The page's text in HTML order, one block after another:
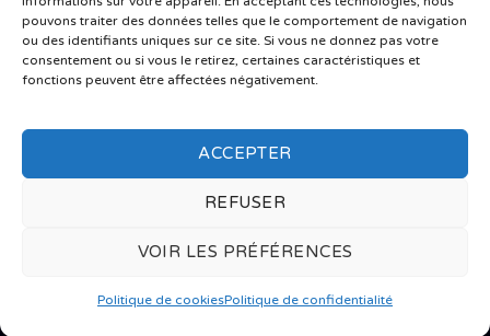
pouvons traiter des données telles que le comportement de navigation
ou des identifiants uniques sur ce site. Si vous ne donnez pas votre
consentement ou si vous le retirez, certaines caractéristiques et
fonctions peuvent être affectées négativement.
ACCEPTER
REFUSER
VOIR LES PRÉFÉRENCES
Politique de cookiesPolitique de confidentialité
CONDITIONS GÉNÉRALES DE VENTE
POLITIQUE DE CONFIDENTIALITÉ
interdit d'acheter chez nous des produits contenant du gaz N2O par
pour la santé.